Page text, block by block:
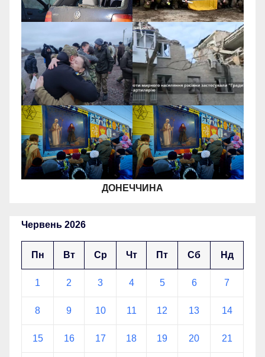
ДОНЕЧЧИНА
Червень 2026
Пн Вт Ср Чт Пт Сб Нд
1 2 3 4 5 6 7
8 9 10 11 12 13 14
15 16 17 18 19 20 21